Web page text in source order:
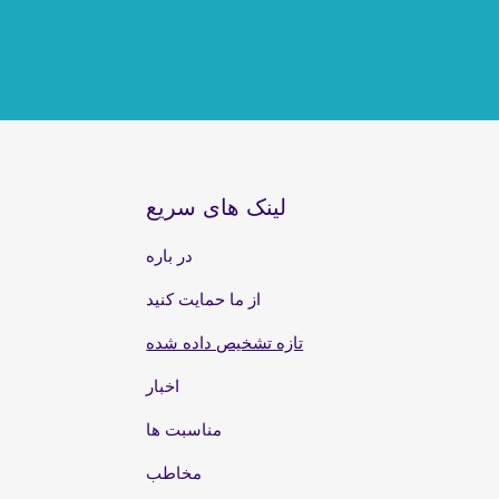
لینک های سریع
در باره
از ما حمایت کنید
تازه تشخیص داده شده
اخبار
مناسبت ها
مخاطب